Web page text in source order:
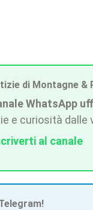
di Montagne
WhatsApp
e curiosità dalle
al canale